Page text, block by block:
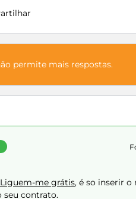
permite mais respostas.
Liguem-me grátis, é so inserir o
seu contrato.